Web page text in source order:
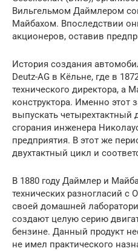
Вильгельмом Даймлером
Майбахом. Впоследствии
акционеров, оставив
История создания
Deutz-AG в Кёльне, где в
технического директора, а
конструктора. Именно этот
выпускать четырехтактный
сгорания инженера
предприятия. В этот же
двухтактный цикл и
В 1880 году Даймлер и
технических разногласий с
своей домашней
создают целую серию
бензине. Данный продукт
не имел практического